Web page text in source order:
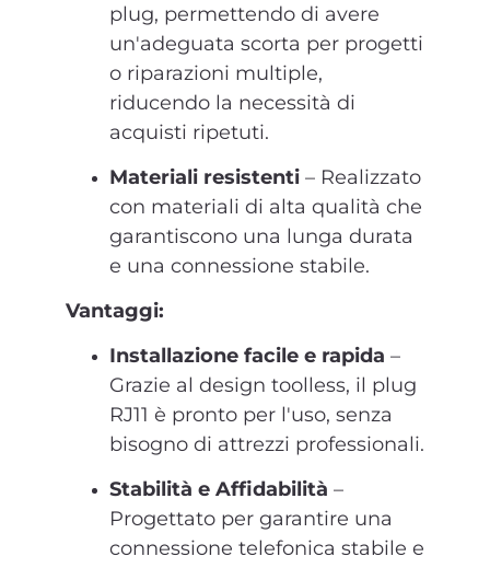
plug, permettendo di avere
un'adeguata scorta per progetti
o riparazioni multiple,
riducendo la necessità di
acquisti ripetuti.
Materiali resistenti – Realizzato
con materiali di alta qualità che
garantiscono una lunga durata
e una connessione stabile.
Vantaggi:
Installazione facile e rapida –
Grazie al design toolless, il plug
RJ11 è pronto per l'uso, senza
bisogno di attrezzi professionali.
Stabilità e Affidabilità –
Progettato per garantire una
connessione telefonica stabile e